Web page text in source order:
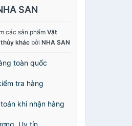
SAN
các sản phẩmVật
khác bởiNHA SAN
toàn quốc
tra hàng
khi nhận hàng
Uy tín